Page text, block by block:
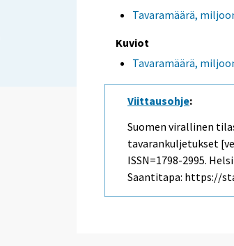
Tavaramäärä,
Kuviot
Tavaramäärä,
Viittausohje:
Suomen virallinen
tavarankuljetukset
ISSN=1798-2995.
Saantitapa: https://